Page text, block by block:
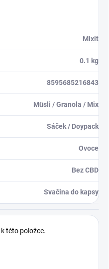
Mixit
0.1 kg
8595685216843
Müsli / Granola / Mix
Sáček / Doypack
Ovoce
Bez CBD
Svačina do kapsy
této položce.